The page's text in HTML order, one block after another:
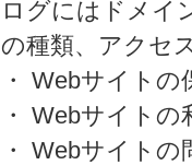
ログにはドメイ
の種類、アクセ
・ Webサイトの
・ Webサイト
・ Webサイト